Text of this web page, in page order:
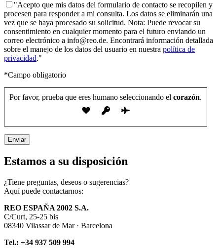
"Acepto que mis datos del formulario de contacto se recopilen y
procesen para responder a mi consulta. Los datos se eliminarán una
vez que se haya procesado su solicitud. Nota: Puede revocar su
consentimiento en cualquier momento para el futuro enviando un
correo electrónico a info@reo.de. Encontrará información detallada
sobre el manejo de los datos del usuario en nuestra política de
privacidad."
*Campo obligatorio
Por favor, prueba que eres humano seleccionando el corazón.
Estamos a su disposición
¿Tiene preguntas, deseos o sugerencias?
Aquí puede contactarnos:
REO ESPAÑA 2002 S.A.
C/Curt, 25-25 bis
08340 Vilassar de Mar · Barcelona
Tel.: +34 937 509 994